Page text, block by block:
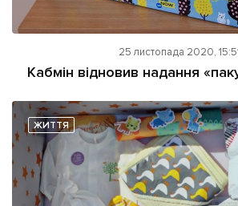
25 листопада 2020,
Кабмін відновив надання
ЖИТТЯ